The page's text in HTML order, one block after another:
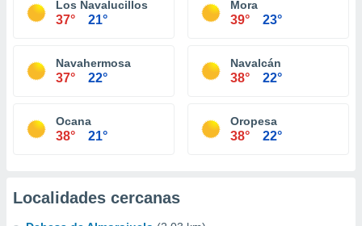
Los Navalucillos
37° 21°
Mora
39° 23°
Navahermosa
37° 22°
Navalcán
38° 22°
Ocana
38° 21°
Oropesa
38° 22°
Localidades cercanas